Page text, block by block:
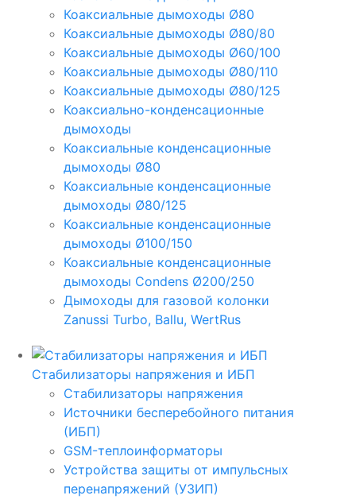
Коаксиальные дымоходы Ø80
Коаксиальные дымоходы Ø80/80
Коаксиальные дымоходы Ø60/100
Коаксиальные дымоходы Ø80/110
Коаксиальные дымоходы Ø80/125
Коаксиально-конденсационные
дымоходы
Коаксиальные конденсационные
дымоходы Ø80
Коаксиальные конденсационные
дымоходы Ø80/125
Коаксиальные конденсационные
дымоходы Ø100/150
Коаксиальные конденсационные
дымоходы Condens Ø200/250
Дымоходы для газовой колонки
Zanussi Turbo, Ballu, WertRus
Стабилизаторы напряжения и ИБП
Стабилизаторы напряжения
Источники бесперебойного питания
(ИБП)
GSM-теплоинформаторы
Устройства защиты от импульсных
перенапряжений (УЗИП)